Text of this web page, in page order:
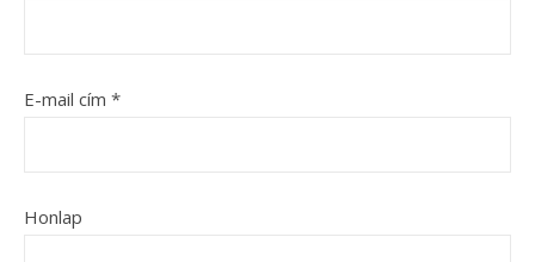
E-mail cím *
Honlap